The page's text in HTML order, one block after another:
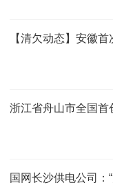
【清欠动态】安徽
浙江省舟山市全国首
国网长沙供电公司：